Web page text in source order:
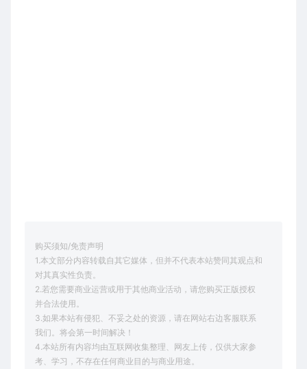
购买须知/免责声明
1.本文部分内容转载自其它媒体，但并不代表本站赞同其观点和
对其真实性负责。
2.若您需要商业运营或用于其他商业活动，请您购买正版授权
并合法使用。
3.如果本站有侵犯、不妥之处的资源，请在网站右边客服联系
我们。将会第一时间解决！
4.本站所有内容均由互联网收集整理、网友上传，仅供大家参
考、学习，不存在任何商业目的与商业用途。